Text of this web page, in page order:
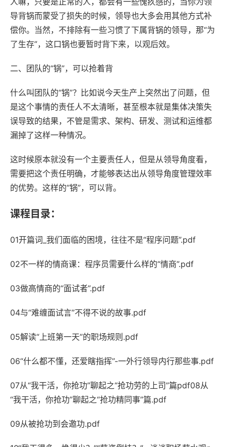
导背锅而蒙受了损失的时候，领导也大多会用其他方式补
偿你。当然，不排除有一些习惯了下属背锅的领导，那“为
了生存”，这口锅也要暂时背下来，以观后效。
二、团队的“锅”，可以抢着背
什么叫团队的“锅”？比如说今天生产上突然出了问题，但
是这个事情的责任人不太清晰，甚至根本就是集体决策失
误导致的结果，不管是需求、架构、研发、测试和运维都
漏掉了这样一种情况。
这时候原本就没有一个主要责任人，但是从领导角度看，
需要把这个责任明确，才能够表达出从领导角度管理效率
的优势。这样的“锅”，可以背。
课程目录：
01开篇词_我们面临的困境，往往不是“程序问题”.pdf
02不一样的情商课：程序员需要什么样的“情商”.pdf
03做高情商的“面试者”.pdf
04与“难缠面试言”不得不说的故事.pdf
05解读“上班第一天”的职场规则.pdf
06“什么都不懂，还爱瞎指挥”-一外行领导内行那些事.pdf
07从“我干活，你抢功”聊起之“抢功劳的上司”篇pdf08从
“我干活，你抢功”聊起之“抢功精同事”篇.pdf
09从被抢功到会邀功.pdf